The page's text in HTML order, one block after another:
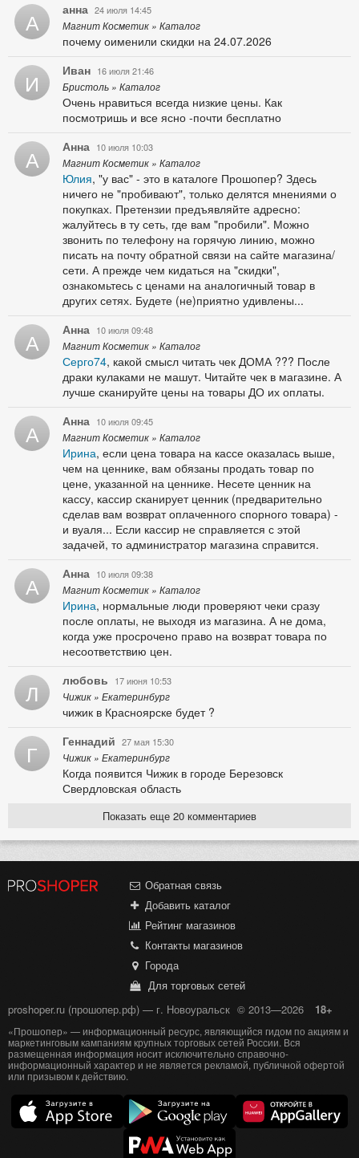
А анна 24 июля 14:45
Магнит Косметик » Каталог
почему оименили скидки на 24.07.2026
И Иван 16 июля 21:46
Бристоль » Каталог
Очень нравиться всегда низкие цены. Как
посмотришь и все ясно -почти бесплатно
А Анна 10 июля 10:03
Магнит Косметик » Каталог
Юлия, "у вас" - это в каталоге Прошопер? Здесь
ничего не "пробивают", только делятся мнениями о
покупках. Претензии предъявляйте адресно:
жалуйтесь в ту сеть, где вам "пробили". Можно
звонить по телефону на горячую линию, можно
писать на почту обратной связи на сайте магазина/
сети. А прежде чем кидаться на "скидки",
ознакомьтесь с ценами на аналогичный товар в
других сетях. Будете (не)приятно удивлены...
А Анна 10 июля 09:48
Магнит Косметик » Каталог
Серго74, какой смысл читать чек ДОМА ??? После
драки кулаками не машут. Читайте чек в магазине. А
лучше сканируйте цены на товары ДО их оплаты.
А Анна 10 июля 09:45
Магнит Косметик » Каталог
Ирина, если цена товара на кассе оказалась выше,
чем на ценнике, вам обязаны продать товар по
цене, указанной на ценнике. Несете ценник на
кассу, кассир сканирует ценник (предварительно
сделав вам возврат оплаченного спорного товара) -
и вуаля... Если кассир не справляется с этой
задачей, то администратор магазина справится.
А Анна 10 июля 09:38
Магнит Косметик » Каталог
Ирина, нормальные люди проверяют чеки сразу
после оплаты, не выходя из магазина. А не дома,
когда уже просрочено право на возврат товара по
несоответствию цен.
Л любовь
17 июня 10:53
Чижик » Екатеринбург
чижик в Красноярске будет ?
Г Геннадий 27 мая 15:30
Чижик » Екатеринбург
Когда появится Чижик в городе Березовск
Свердловская область
Показать еще 20 комментариев
Обратная связь
Добавить каталог
Рейтинг магазинов
Контакты магазинов
Города
Для торговых сетей
proshoper.ru (прошопер.рф) — г. Новоуральск © 2013—2026 18+
«Прошопер» — информационный ресурс, являющийся гидом по акциям и
маркетинговым кампаниям крупных торговых сетей России. Вся
размещенная информация носит исключительно справочно-
информационный характер и не является рекламой, публичной офертой
или призывом к действию.